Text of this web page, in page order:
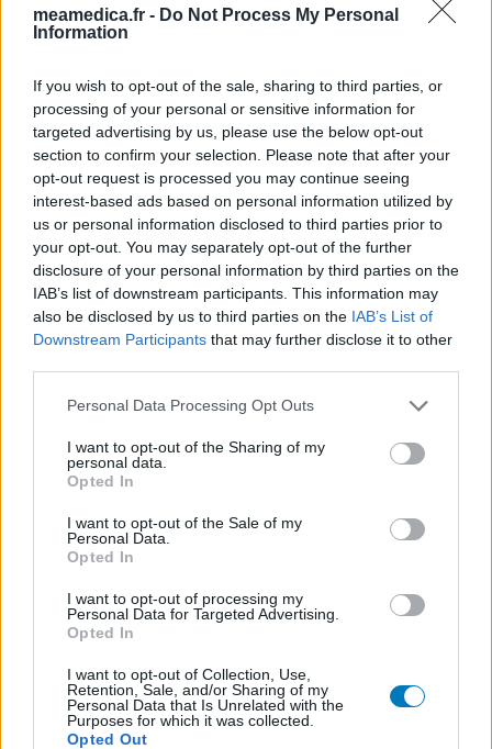
meamedica.fr - Do Not Process My Personal
Information
If you wish to opt-out of the sale, sharing to third parties, or
processing of your personal or sensitive information for
targeted advertising by us, please use the below opt-out
section to confirm your selection. Please note that after your
opt-out request is processed you may continue seeing
interest-based ads based on personal information utilized by
us or personal information disclosed to third parties prior to
your opt-out. You may separately opt-out of the further
disclosure of your personal information by third parties on the
IAB’s list of downstream participants. This information may
also be disclosed by us to third parties on the IAB’s List of
Downstream Participants that may further disclose it to other
Personal Data Processing Opt Outs
I want to opt-out of the Sharing of my
personal data.
Opted In
I want to opt-out of the Sale of my
Personal Data.
Opted In
I want to opt-out of processing my
Personal Data for Targeted Advertising.
Opted In
I want to opt-out of Collection, Use,
Retention, Sale, and/or Sharing of my
Personal Data that Is Unrelated with the
Purposes for which it was collected.
Opted Out